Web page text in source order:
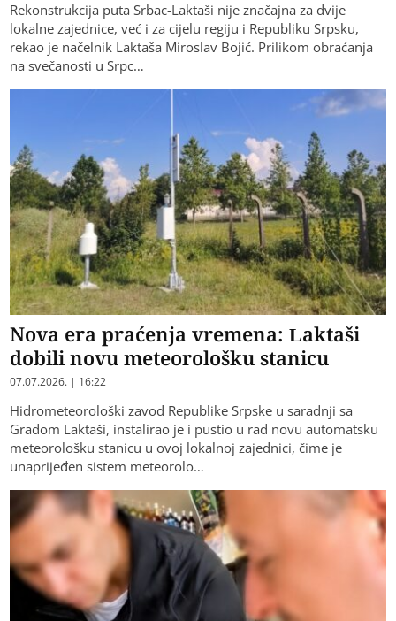
Rekonstrukcija puta Srbac-Laktaši nije značajna za dvije
lokalne zajednice, već i za cijelu regiju i Republiku Srpsku,
rekao je načelnik Laktaša Miroslav Bojić. Prilikom obraćanja
na svečanosti u Srpc…
Nova era praćenja vremena: Laktaši
dobili novu meteorološku stanicu
07.07.2026. | 16:22
Hidrometeorološki zavod Republike Srpske u saradnji sa
Gradom Laktaši, instalirao je i pustio u rad novu automatsku
meteorološku stanicu u ovoj lokalnoj zajednici, čime je
unaprijeđen sistem meteorolo…